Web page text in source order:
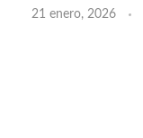
21 enero, 2026